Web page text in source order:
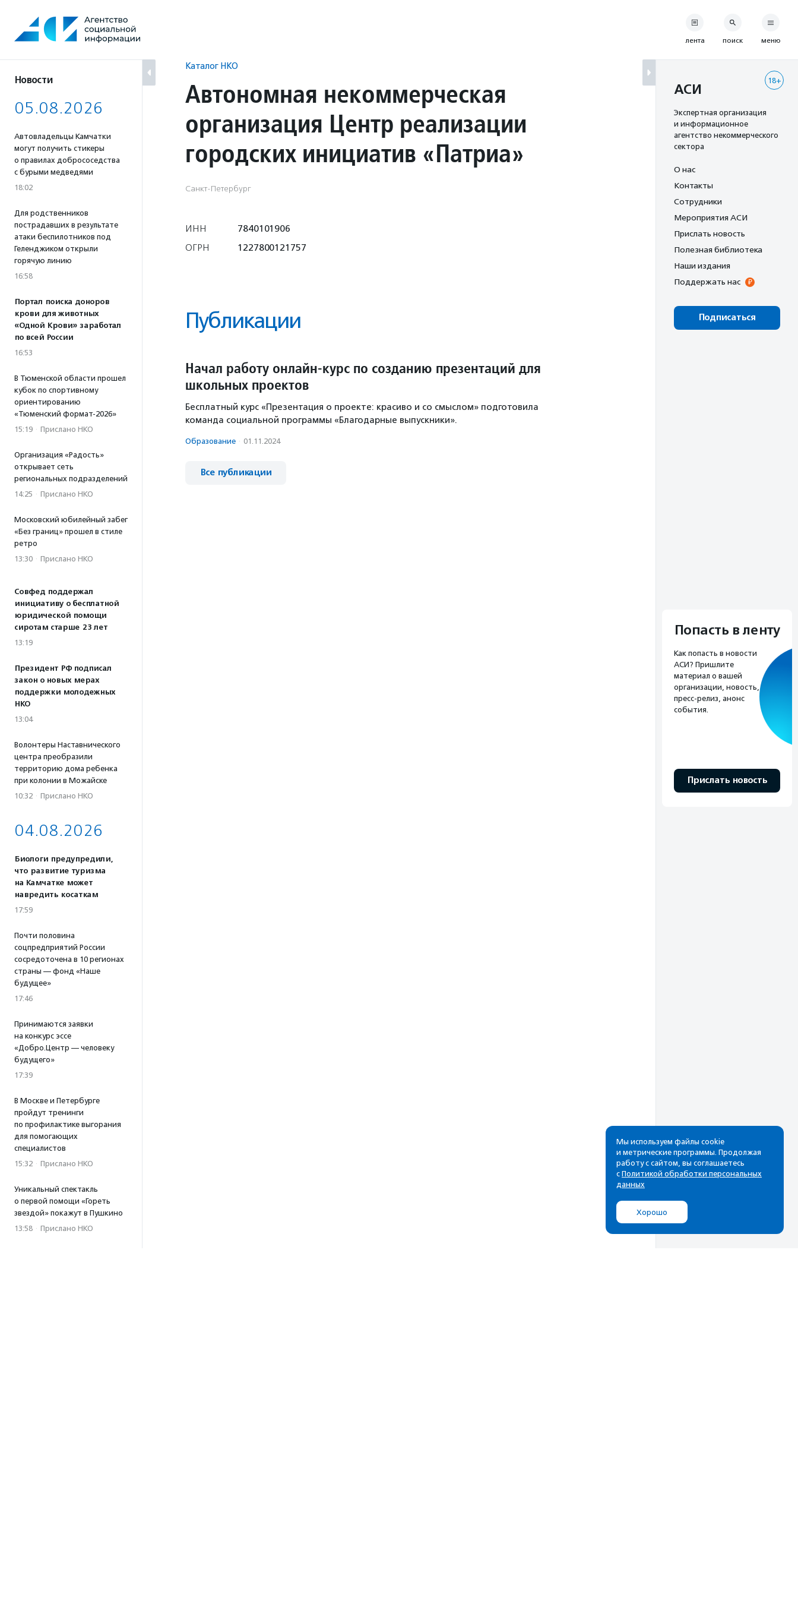
содержанию
Новости
05.08.2026
Автовладельцы Камчатки
могут получить стикеры
о правилах добрососедства
с бурыми медведями
18:02
Для родственников
пострадавших в результате
атаки беспилотников под
Геленджиком открыли
горячую линию
16:58
Портал поиска доноров
крови для животных
«Одной Крови» заработал
по всей России
16:53
В Тюменской области прошел
кубок по спортивному
ориентированию
«Тюменский формат-2026»
15:19 · Прислано НКО
Организация «Радость»
открывает сеть
региональных подразделений
14:25 · Прислано НКО
Московский юбилейный забег
«Без границ» прошел в стиле
ретро
13:30 · Прислано НКО
Совфед поддержал
инициативу о бесплатной
юридической помощи
сиротам старше 23 лет
13:19
Президент РФ подписал
закон о новых мерах
поддержки молодежных
НКО
13:04
Волонтеры Наставнического
центра преобразили
территорию дома ребенка
при колонии в Можайске
10:32 · Прислано НКО
04.08.2026
Биологи предупредили,
что развитие туризма
на Камчатке может
навредить косаткам
17:59
Почти половина
соцпредприятий России
сосредоточена в 10 регионах
страны — фонд «Наше
будущее»
17:46
Принимаются заявки
на конкурс эссе
«Добро.Центр — человеку
будущего»
17:39
В Москве и Петербурге
пройдут тренинги
по профилактике выгорания
для помогающих
специалистов
15:32 · Прислано НКО
Уникальный спектакль
о первой помощи «Гореть
звездой» покажут в Пушкино
13:58 · Прислано НКО
Каталог НКО
Автономная некоммерческая
организация Центр реализации
городских инициатив «Патриа»
Санкт-Петербург
ИНН
7840101906
ОГРН
1227800121757
Публикации
Начал работу онлайн-курс по созданию презентаций для
школьных проектов
Бесплатный курс «Презентация о проекте: красиво и со смыслом» подготовила
команда социальной программы «Благодарные выпускники».
Образование · 01.11.2024
Все публикации
лента поиск меню
18+
АСИ
Экспертная организация
и информационное
агентство некоммерческого
сектора
О нас
Контакты
Сотрудники
Мероприятия АСИ
Прислать новость
Полезная библиотека
Наши издания
Поддержать нас
Подписаться
Попасть в ленту
Как попасть в новости
АСИ? Пришлите
материал о вашей
организации, новость,
пресс-релиз, анонс
события.
Прислать новость
Рассылка
Cамые свежие новости,
почтовом ящике
Мы используем файлы cookie
и метрические программы. Продолжая
работу с сайтом, вы соглашаетесь
с Политикой обработки персональных
данных
Хорошо